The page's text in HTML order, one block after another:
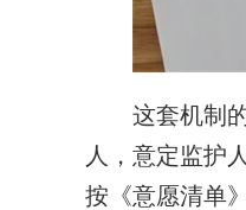
这套机制的
人，意定监护
按《意愿清单